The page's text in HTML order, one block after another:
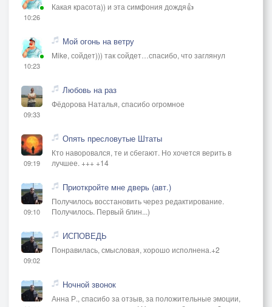
10:26
Какая красота)) и эта симфония дождя👍
10:23
Мой огонь на ветру
Mike, сойдет))) так сойдет…спасибо, что заглянул
09:33
Любовь на раз
Фёдорова Наталья, спасибо огромное
09:19
Опять пресловутые Штаты
Кто наворовался, те и сбегают. Но хочется верить в
лучшее. +++ +14
09:10
Приоткройте мне дверь (авт.)
Получилось восстановить через редактирование.
Получилось. Первый блин...)
09:02
ИСПОВЕДЬ
Понравилась, смысловая, хорошо исполнена.+2
Ночной звонок
Анна Р., спасибо за отзыв, за положительные эмоции,